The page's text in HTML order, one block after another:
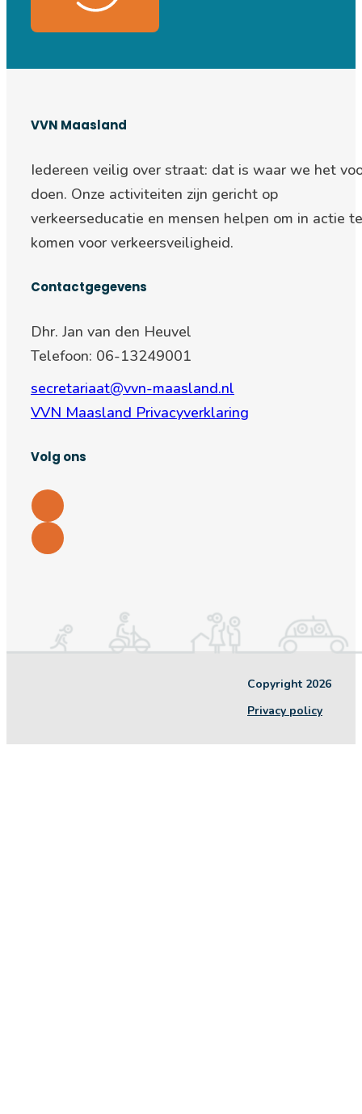
VVN Maasland
Iedereen veilig over straat: dat is waar we het
doen. Onze activiteiten zijn gericht op
verkeerseducatie en mensen helpen om in actie te
komen voor verkeersveiligheid.
Contactgegevens
Dhr. Jan van den Heuvel
Telefoon: 06-13249001
secretariaat@vvn-maasland.nl
VVN Maasland Privacyverklaring
Volg ons
Copyright 2026
Privacy policy